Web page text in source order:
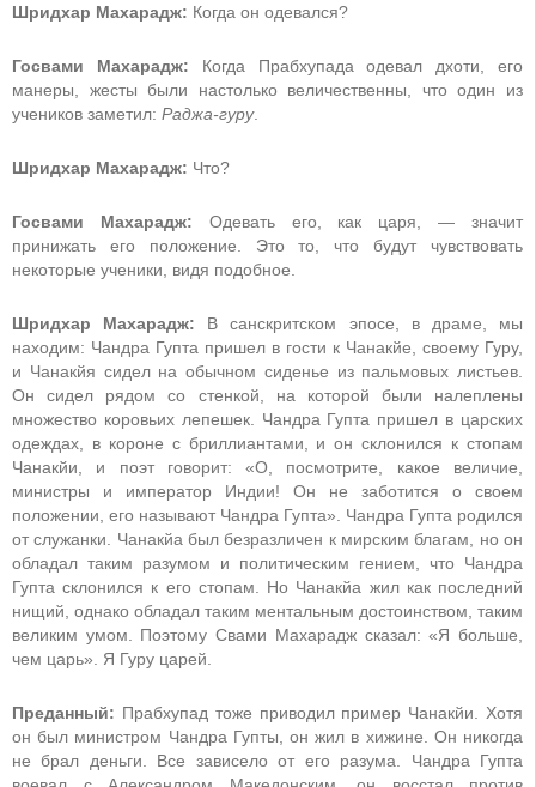
Шридхар Махарадж: Когда он одевался?
Госвами Махарадж: Когда Прабхупада одевал дхоти, его
манеры, жесты были настолько величественны, что один из
учеников заметил: Раджа-гуру.
Шридхар Махарадж: Что?
Госвами Махарадж: Одевать его, как царя, — значит
принижать его положение. Это то, что будут чувствовать
некоторые ученики, видя подобное.
Шридхар Махарадж: В санскритском эпосе, в драме, мы
находим: Чандра Гупта пришел в гости к Чанакйе, своему Гуру,
и Чанакйя сидел на обычном сиденье из пальмовых листьев.
Он сидел рядом со стенкой, на которой были налеплены
множество коровьих лепешек. Чандра Гупта пришел в царских
одеждах, в короне с бриллиантами, и он склонился к стопам
Чанакйи, и поэт говорит: «О, посмотрите, какое величие,
министры и император Индии! Он не заботится о своем
положении, его называют Чандра Гупта». Чандра Гупта родился
от служанки. Чанакйа был безразличен к мирским благам, но он
обладал таким разумом и политическим гением, что Чандра
Гупта склонился к его стопам. Но Чанакйа жил как последний
нищий, однако обладал таким ментальным достоинством, таким
великим умом. Поэтому Свами Махарадж сказал: «Я больше,
чем царь». Я Гуру царей.
Преданный: Прабхупад тоже приводил пример Чанакйи. Хотя
он был министром Чандра Гупты, он жил в хижине. Он никогда
не брал деньги. Все зависело от его разума. Чандра Гупта